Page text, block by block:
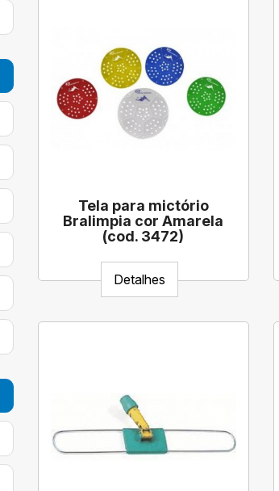
Tela para mictório
Bralimpia cor Amarela
(cod. 3472)
Detalhes